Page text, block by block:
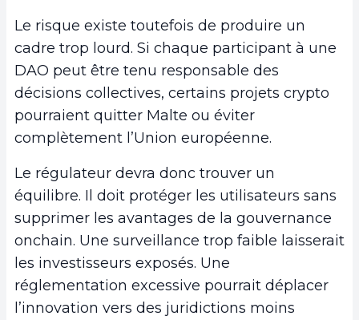
Le risque existe toutefois de produire un
cadre trop lourd. Si chaque participant à une
DAO peut être tenu responsable des
décisions collectives, certains projets crypto
pourraient quitter Malte ou éviter
complètement l’Union européenne.
Le régulateur devra donc trouver un
équilibre. Il doit protéger les utilisateurs sans
supprimer les avantages de la gouvernance
onchain. Une surveillance trop faible laisserait
les investisseurs exposés. Une
réglementation excessive pourrait déplacer
l’innovation vers des juridictions moins